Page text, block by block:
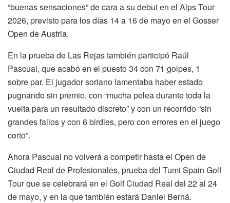
“buenas sensaciones” de cara a su debut en el Alps Tour
2026, previsto para los días 14 a 16 de mayo en el Gosser
Open de Austria.
En la prueba de Las Rejas también participó Raúl
Pascual, que acabó en el puesto 34 con 71 golpes, 1
sobre par. El jugador soriano lamentaba haber estado
pugnando sin premio, con “mucha pelea durante toda la
vuelta para un resultado discreto” y con un recorrido “sin
grandes fallos y con 6 birdies, pero con errores en el juego
corto”.
Ahora Pascual no volverá a competir hasta el Open de
Ciudad Real de Profesionales, prueba del Tumi Spain Golf
Tour que se celebrará en el Golf Ciudad Real del 22 al 24
de mayo, y en la que también estará Daniel Berná.